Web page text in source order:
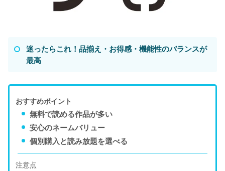
迷ったらこれ！品揃え・お得感・機能性のバランスが
最高
おすすめポイント
無料で読める作品が多い
安心のネームバリュー
個別購入と読み放題を選べる
注意点